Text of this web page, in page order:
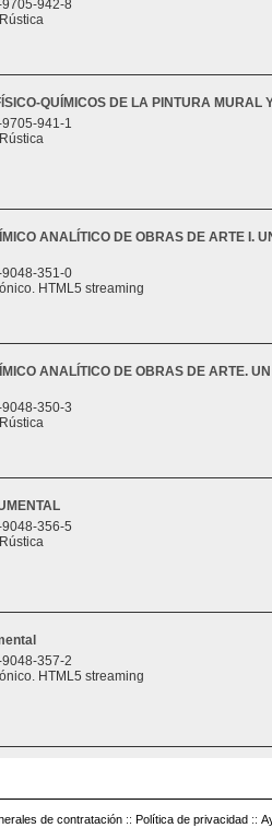
9705-942-8
QUÍMICOS DE LA PINTURA MURAL
9705-941-1
ANALÍTICO DE OBRAS DE ARTE I.
9048-351-0
HTML5 streaming
ANALÍTICO DE OBRAS DE ARTE.
9048-350-3
9048-356-5
9048-357-2
HTML5 streaming
de contratación :: Política de privacidad ::